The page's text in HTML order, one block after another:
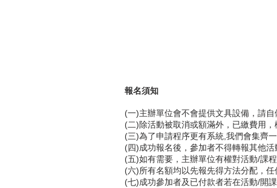
報名須知
(一)主辦單位會不會提供文具設備，請自
(二)除活動被取消或額滿外，已繳費用，
(三)為了申請程序更有系統,我們會集齊
(四)成功報名後，參加者不得轉報其他
(五)如有需要，主辦單位有權對活動/課
(六)所有名額均以先報先得方法分配，
(七)成功參加者及已付款者若在活動/開